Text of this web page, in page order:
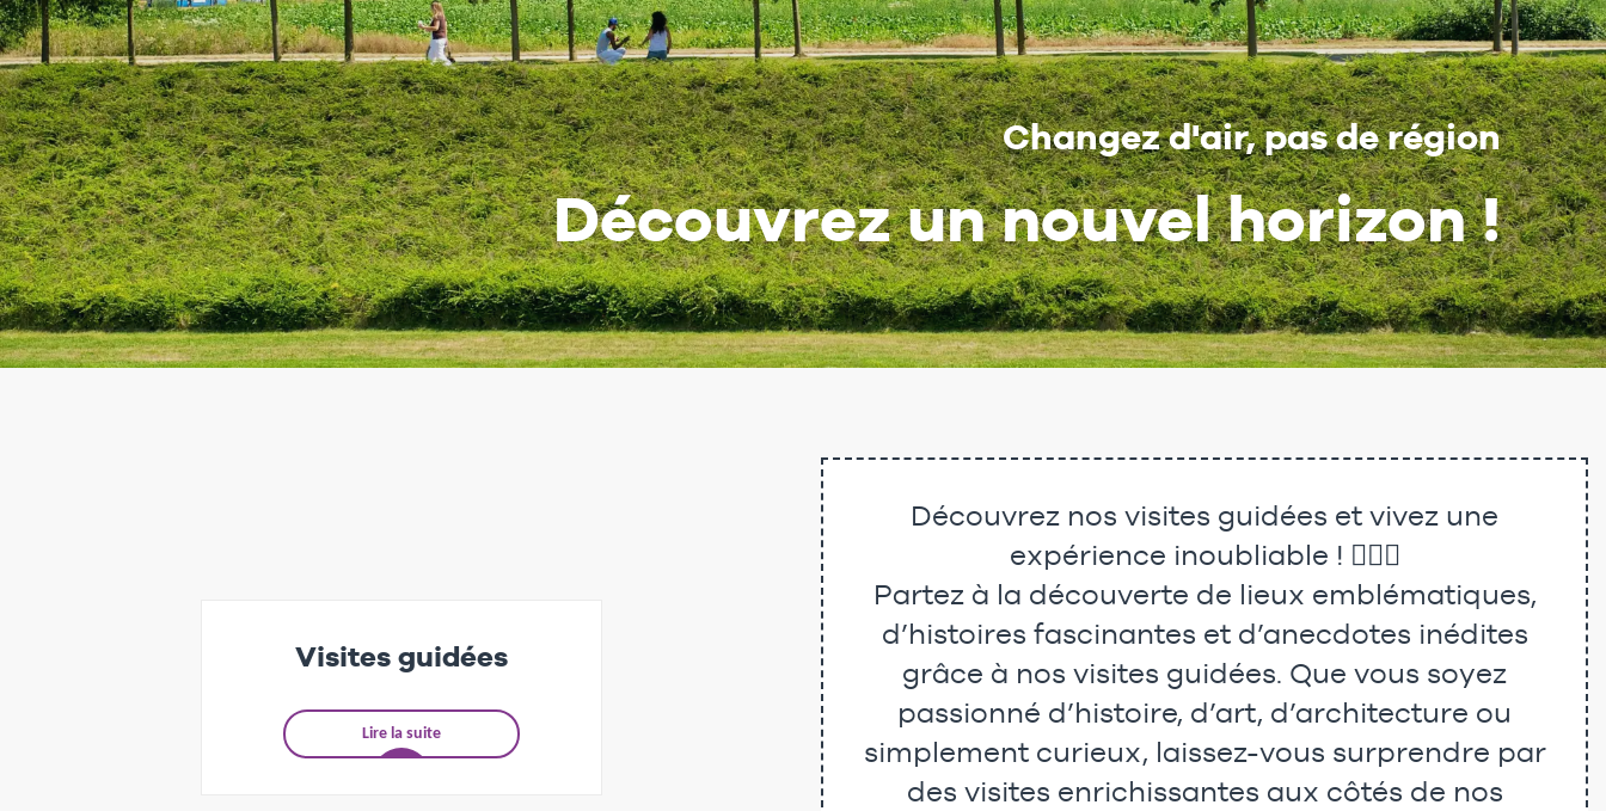
Changez d'air, pas de région
Découvrez un nouvel horizon !
Visites guidées
Lire la suite
Découvrez nos visites guidées et vivez une
expérience inoubliable ! 🚶‍♂️✨
Partez à la découverte de lieux emblématiques,
d’histoires fascinantes et d’anecdotes inédites
grâce à nos visites guidées. Que vous soyez
passionné d’histoire, d’art, d’architecture ou
simplement curieux, laissez-vous surprendre par
des visites enrichissantes aux côtés de nos